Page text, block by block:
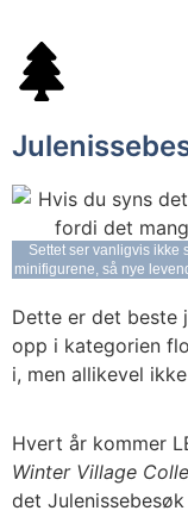
Settet ser vanligvis ikke
minifigurene, så nye
Dette er det beste
opp i kategorien
i, men allikevel
Hvert år kommer
Winter Village
det